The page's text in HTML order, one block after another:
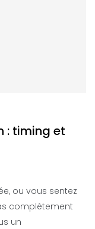
: timing et
ou vous sentez
complètement
un